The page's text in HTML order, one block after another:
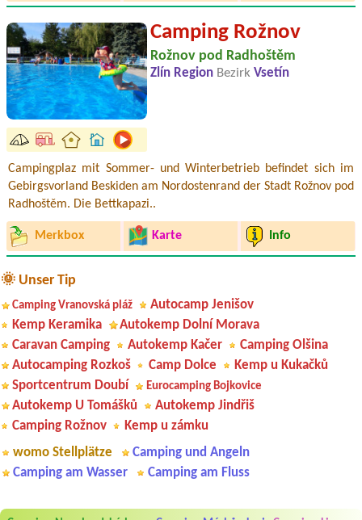
Camping Rožnov
Rožnov pod Radhoštěm
Zlín Region Bezirk Vsetín
Campingplaz mit Sommer- und Winterbetrieb befindet sich im
Gebirgsvorland Beskiden am Nordostenrand der Stadt Rožnov pod
Radhoštěm. Die Bettkapazi..
Merkbox Karte Info
🌞 Unser Tip
Camping Vranovská pláž
Autocamp Jenišov
Kemp Keramika
Autokemp Dolní Morava
Caravan Camping
Autokemp Kačer
Camping Olšina
Autocamping Rozkoš
Camp Dolce
Kemp u Kukačků
Sportcentrum Doubí
Eurocamping Bojkovice
Autokemp U Tomášků
Autokemp Jindřiš
Camping Rožnov
Kemp u zámku
womo Stellplätze
Camping und Angeln
Camping am Wasser
Camping am Fluss